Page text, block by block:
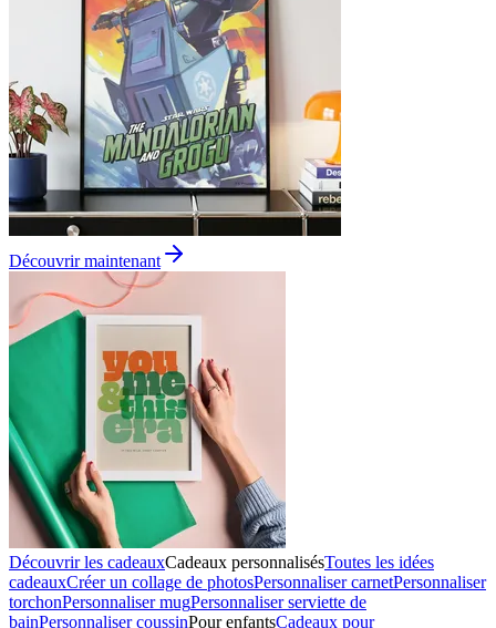
Découvrir maintenant
Découvrir les cadeauxCadeaux personnalisésToutes les idées
cadeauxCréer un collage de photosPersonnaliser carnetPersonnaliser
torchonPersonnaliser mugPersonnaliser serviette de
bainPersonnaliser coussinPour enfantsCadeaux pour